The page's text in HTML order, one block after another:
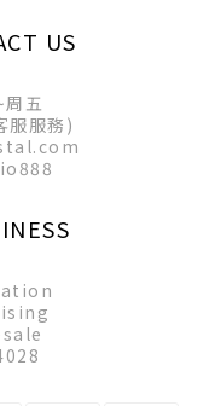
US
五
服服務)